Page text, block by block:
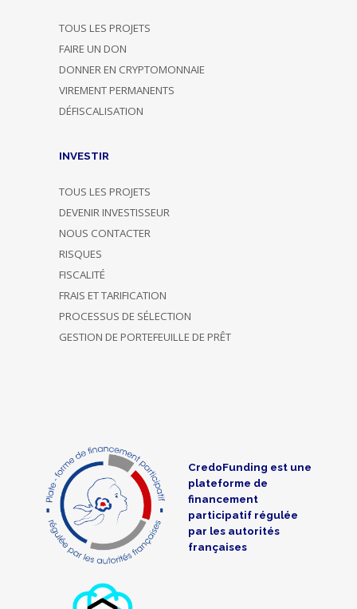
TOUS LES PROJETS
FAIRE UN DON
DONNER EN CRYPTOMONNAIE
VIREMENT PERMANENTS
DÉFISCALISATION
INVESTIR
TOUS LES PROJETS
DEVENIR INVESTISSEUR
NOUS CONTACTER
RISQUES
FISCALITÉ
FRAIS ET TARIFICATION
PROCESSUS DE SÉLECTION
GESTION DE PORTEFEUILLE DE PRÊT
CredoFunding est une
plateforme de
financement
participatif régulée
par les autorités
françaises